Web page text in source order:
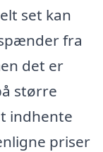
set kan
fra
det er
større
indhente
priser